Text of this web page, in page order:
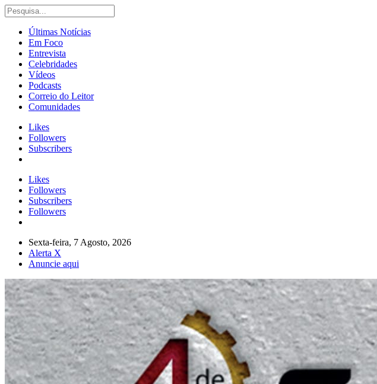
Últimas Notícias
Em Foco
Entrevista
Celebridades
Vídeos
Podcasts
Correio do Leitor
Comunidades
Likes
Followers
Subscribers
Likes
Followers
Subscribers
Followers
Sexta-feira, 7 Agosto, 2026
Alerta X
Anuncie aqui